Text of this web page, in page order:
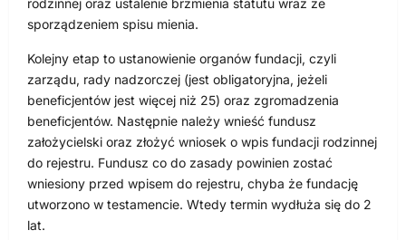
rodzinnej oraz ustalenie brzmienia statutu wraz ze
sporządzeniem spisu mienia.
Kolejny etap to ustanowienie organów fundacji, czyli
zarządu, rady nadzorczej (jest obligatoryjna, jeżeli
beneficjentów jest więcej niż 25) oraz zgromadzenia
beneficjentów. Następnie należy wnieść fundusz
założycielski oraz złożyć wniosek o wpis fundacji rodzinnej
do rejestru. Fundusz co do zasady powinien zostać
wniesiony przed wpisem do rejestru, chyba że fundację
utworzono w testamencie. Wtedy termin wydłuża się do 2
lat.